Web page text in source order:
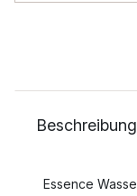
Beschreibung
Essence